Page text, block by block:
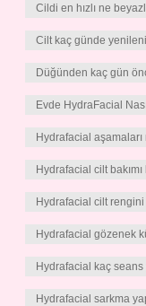
Cildi en hızlı ne
Cilt kaç günde
Düğünden kaç gün
Evde HydraFacial
Hydrafacial
Hydrafacial cilt
Hydrafacial cilt rengini
Hydrafacial gözenek
Hydrafacial kaç seans
Hydrafacial sarkma